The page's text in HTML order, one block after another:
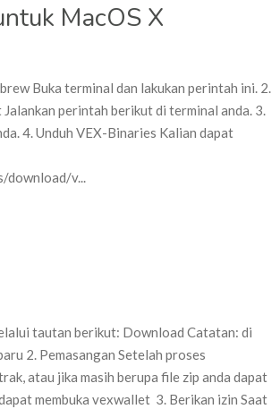
MacOS X
Buka terminal dan lakukan perintah ini. 2.
perintah berikut di terminal anda. 3.
4. Unduh VEX-Binaries Kalian dapat
download/v...
tautan berikut: Download Catatan: di
2. Pemasangan Setelah proses
atau jika masih berupa file zip anda dapat
membuka vexwallet 3. Berikan izin Saat